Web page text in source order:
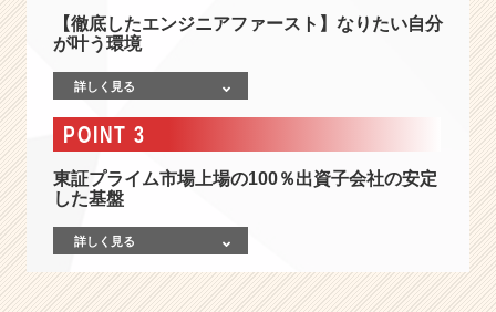
ニ
に
な
る
め
【成
全
【徹底したエンジニアファースト】なりたい自分
が叶う環境
詳しく見る
POINT 3
東証プライム市場上場の100％出資子会社の安定
した基盤
詳しく見る